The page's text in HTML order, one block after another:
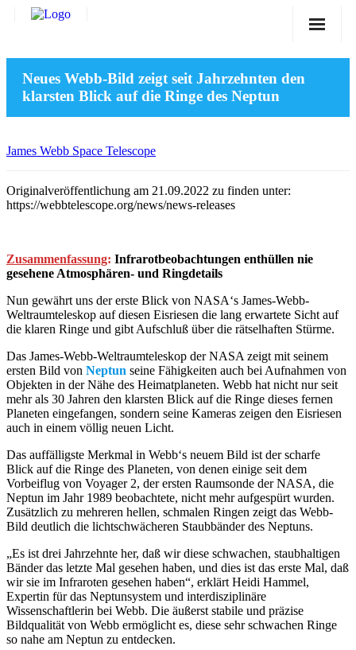
Sternwarte
Veranstaltungen
Verein
Blog
Anfahrt
Neues Webb-Bild zeigt seit Jahrzehnten den
klarsten Blick auf die Ringe des Neptun
James Webb Space Telescope
Originalveröffentlichung am 21.09.2022 zu finden unter:
https://webbtelescope.org/news/news-releases
Zusammenfassung: Infrarotbeobachtungen enthüllen nie
gesehene Atmosphären- und Ringdetails
Nun gewährt uns der erste Blick von NASA‘s James-Webb-
Weltraumteleskop auf diesen Eisriesen die lang erwartete Sicht auf
die klaren Ringe und gibt Aufschluß über die rätselhaften Stürme.
Das James-Webb-Weltraumteleskop der NASA zeigt mit seinem
ersten Bild von Neptun seine Fähigkeiten auch bei Aufnahmen von
Objekten in der Nähe des Heimatplaneten. Webb hat nicht nur seit
mehr als 30 Jahren den klarsten Blick auf die Ringe dieses fernen
Planeten eingefangen, sondern seine Kameras zeigen den Eisriesen
auch in einem völlig neuen Licht.
Das auffälligste Merkmal in Webb‘s neuem Bild ist der scharfe
Blick auf die Ringe des Planeten, von denen einige seit dem
Vorbeiflug von Voyager 2, der ersten Raumsonde der NASA, die
Neptun im Jahr 1989 beobachtete, nicht mehr aufgespürt wurden.
Zusätzlich zu mehreren hellen, schmalen Ringen zeigt das Webb-
Bild deutlich die lichtschwächeren Staubbänder des Neptuns.
„Es ist drei Jahrzehnte her, daß wir diese schwachen, staubhaltigen
Bänder das letzte Mal gesehen haben, und dies ist das erste Mal, daß
wir sie im Infraroten gesehen haben“, erklärt Heidi Hammel,
Expertin für das Neptunsystem und interdisziplinäre
Wissenschaftlerin bei Webb. Die äußerst stabile und präzise
Bildqualität von Webb ermöglicht es, diese sehr schwachen Ringe
so nahe am Neptun zu entdecken.